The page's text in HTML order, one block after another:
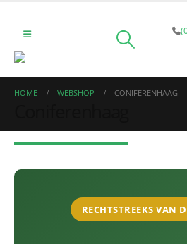
HOME WEBSHOP CONIFERENHAAG
RECHTSTREEKS VAN